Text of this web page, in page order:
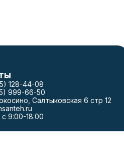
128-44-08
999-66-50
Салтыковская 6 стр 12
9:00-18:00